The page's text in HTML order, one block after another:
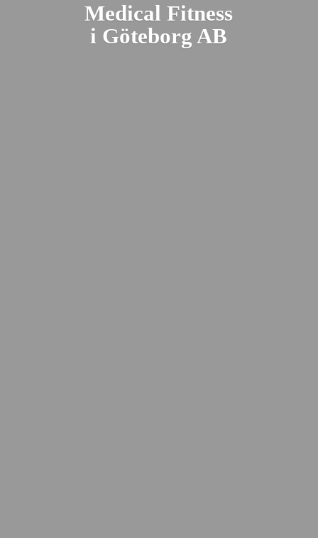
Medical Fitness
i Göteborg AB